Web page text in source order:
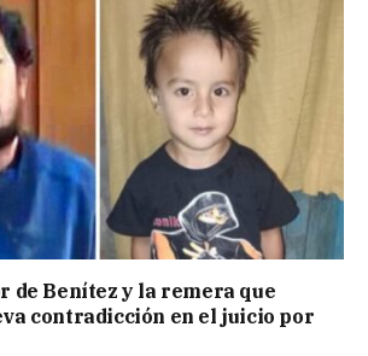
de Benítez y la remera que
contradicción en el juicio por